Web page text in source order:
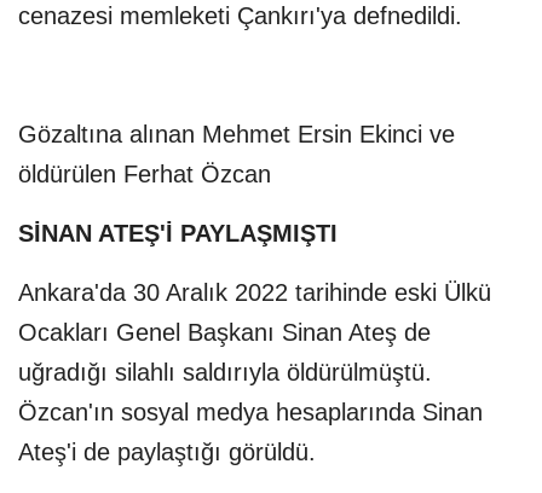
cenazesi memleketi Çankırı'ya defnedildi.
Gözaltına alınan Mehmet Ersin Ekinci ve
öldürülen Ferhat Özcan
SİNAN ATEŞ'İ PAYLAŞMIŞTI
Ankara'da 30 Aralık 2022 tarihinde eski Ülkü
Ocakları Genel Başkanı Sinan Ateş de
uğradığı silahlı saldırıyla öldürülmüştü.
Özcan'ın sosyal medya hesaplarında Sinan
Ateş'i de paylaştığı görüldü.